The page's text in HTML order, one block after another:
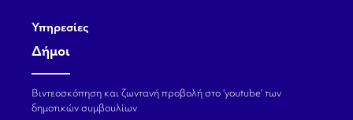
Υπηρεσίες
Δήμοι
Βιντεοσκόπηση και ζωντανή προβολή στο ‘youtube’ των
δημοτικών συμβουλίων